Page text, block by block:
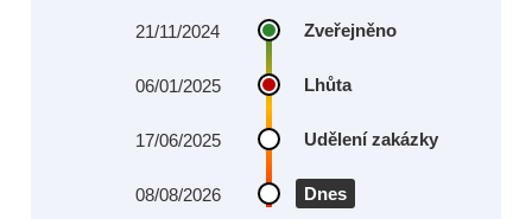
Zveřejněno
21/11/2024
Lhůta
06/01/2025
Udělení zakázky
17/06/2025
Dnes
08/08/2026